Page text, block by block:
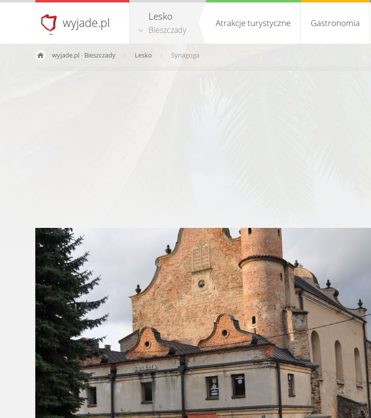
wyjade.pl Lesko
Bieszczady
Atrakcje turystyczne Gastronomia
wyjade.pl- Bieszczady Lesko Synagoga